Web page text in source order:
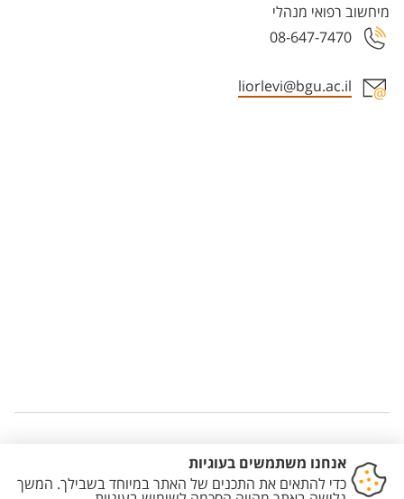
מיחשוב רפואי מנהלי
08-647-7470
liorlevi@bgu.ac.il